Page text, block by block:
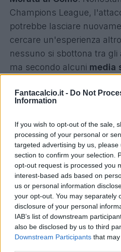
Fantacalcio.it - Do Not
Information
If you wish to opt-out of the sale,
processing of your personal or
targeted advertising by us,
section to confirm your selection.
opt-out request is processed you
interest-based ads based on
us or personal information
your opt-out. You may separately
disclosure of your personal
IAB’s list of downstream
also be disclosed by us to third
Downstream Participants that
Champions League,
potrebbe lasciare
cercare un'esperienza
nessuno si sbottona tra gli
ma secondo alcuni media
Già in passato il
momento, però, nulla di
rilevante, Morata resta un
ma attenzione agli
settimane.